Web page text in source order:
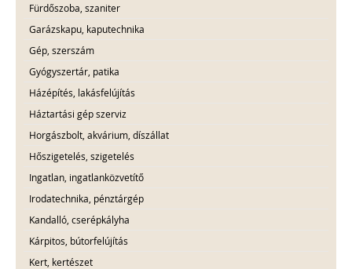
Fürdőszoba, szaniter
Garázskapu, kaputechnika
Gép, szerszám
Gyógyszertár, patika
Házépítés, lakásfelújítás
Háztartási gép szerviz
Horgászbolt, akvárium, díszállat
Hőszigetelés, szigetelés
Ingatlan, ingatlanközvetítő
Irodatechnika, pénztárgép
Kandalló, cserépkályha
Kárpitos, bútorfelújítás
Kert, kertészet